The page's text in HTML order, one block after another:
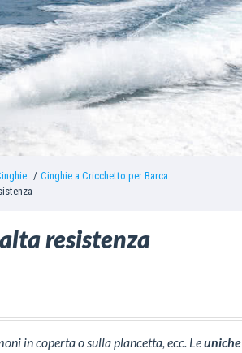
Cinghie a Cricchetto per Barca
resistenza
in coperta o sulla plancetta, ecc. Leuniche